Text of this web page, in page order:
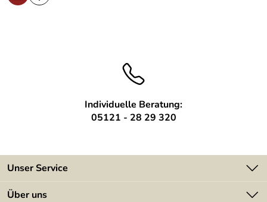
Individuelle Beratung:
05121 - 28 29 320
Unser Service
Kontakt
Über uns